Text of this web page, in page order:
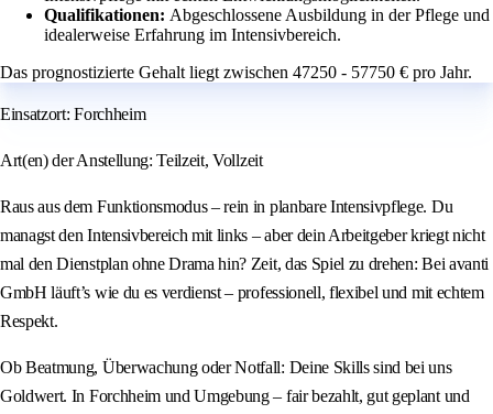
Qualifikationen: Abgeschlossene Ausbildung in der Pflege und
idealerweise Erfahrung im Intensivbereich.
Das prognostizierte Gehalt liegt zwischen 47250 - 57750 € pro Jahr.
Einsatzort: Forchheim
Art(en) der Anstellung: Teilzeit, Vollzeit
Raus aus dem Funktionsmodus – rein in planbare Intensivpflege. Du
managst den Intensivbereich mit links – aber dein Arbeitgeber kriegt nicht
mal den Dienstplan ohne Drama hin? Zeit, das Spiel zu drehen: Bei avanti
GmbH läuft’s wie du es verdienst – professionell, flexibel und mit echtem
Respekt.
Ob Beatmung, Überwachung oder Notfall: Deine Skills sind bei uns
Goldwert. In Forchheim und Umgebung – fair bezahlt, gut geplant und